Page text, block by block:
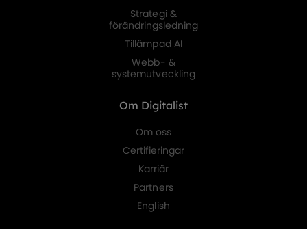
Strategi &
förändringsledning
Tillämpad AI
Webb- &
systemutveckling
Om Digitalist
Om oss
Certifieringar
Karriär
Partners
English